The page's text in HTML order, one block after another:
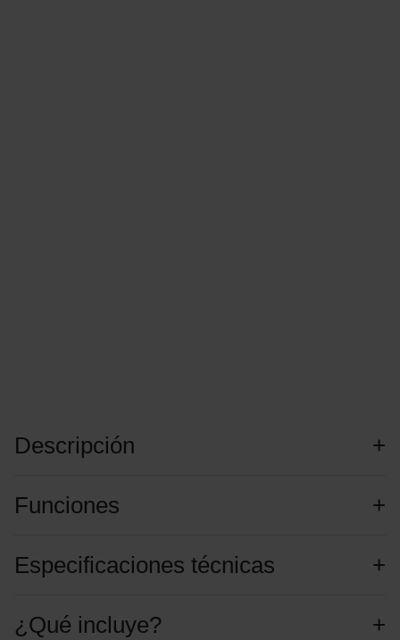
Descripción
Funciones
Especificaciones técnicas
¿Qué incluye?